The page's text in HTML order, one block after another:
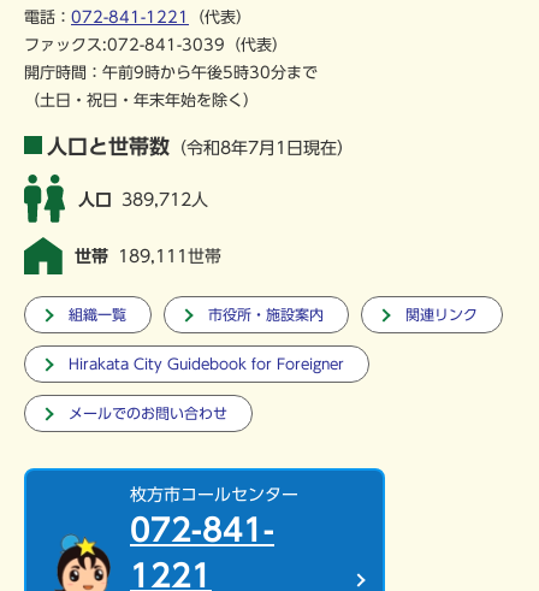
電話： 072-841-1221
（代表）
ファックス:072-841-3039（代表）
開庁時間：午前9時から午後5時30分まで
（土日・祝日・年末年始を除く）
人口と世帯数 （令和8年7月1日現在）
人口 389,712人
世帯 189,111世帯
組織一覧 市役所・施設案内 関連リンク
Hirakata City Guidebook for Foreigner
メールでのお問い合わせ
枚方市コールセンター
072-841-
1221